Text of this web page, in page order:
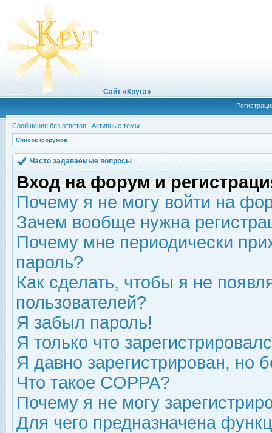
Сайт «Круга»
Сообщения без ответов | Активные темы
Список форумов
Часто задаваемые вопросы
Вход на форум и
Почему я не могу войти на
Зачем вообще нужна
Почему мне периодически
пароль?
Как сделать, чтобы я не
пользователей?
Я забыл пароль!
Я только что
Я давно зарегистрирован, но
Что такое COPPA?
Почему я не могу
Для чего предназначена